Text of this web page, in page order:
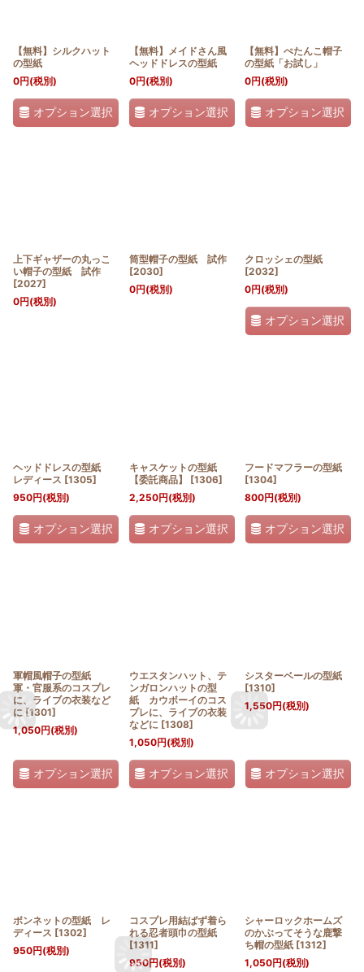
【無料】シルクハット
の型紙
0円(税別)
オプション選択
【無料】メイドさん風
ヘッドドレスの型紙
0円(税別)
オプション選択
【無料】ぺたんこ帽子
の型紙「お試し」
0円(税別)
オプション選択
上下ギャザーの丸っこ
い帽子の型紙 試作
[2027]
0円(税別)
筒型帽子の型紙 試作
[2030]
0円(税別)
クロッシェの型紙
[2032]
0円(税別)
オプション選択
ヘッドドレスの型紙
レディース [1305]
950円(税別)
オプション選択
キャスケットの型紙
【委託商品】
[1306]
2,250円(税別)
オプション選択
フードマフラーの型紙
[1304]
800円(税別)
オプション選択
軍帽風帽子の型紙
軍・官服系のコスプレ
に、ライブの衣装など
に [1301]
1,050円(税別)
オプション選択
ウエスタンハット、テ
ンガロンハットの型
紙 カウボーイのコス
プレに、ライブの衣装
などに [1308]
1,050円(税別)
オプション選択
シスターベールの型紙
[1310]
1,550円(税別)
オプション選択
ボンネットの型紙 レ
ディース [1302]
950円(税別)
コスプレ用結ばず着ら
れる忍者頭巾の型紙
[1311]
950円(税別)
シャーロックホームズ
のかぶってそうな鹿撃
ち帽の型紙 [1312]
1,050円(税別)